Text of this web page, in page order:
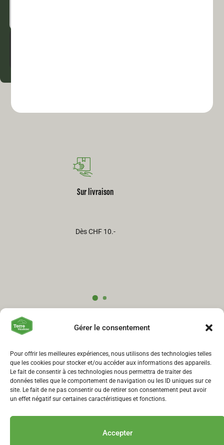
Gérer le consentement
Pour offrir les meilleures expériences, nous utilisons des technologies telles
que les cookies pour stocker et/ou accéder aux informations des appareils.
Le fait de consentir à ces technologies nous permettra de traiter des
données telles que le comportement de navigation ou les ID uniques sur ce
site. Le fait de ne pas consentir ou de retirer son consentement peut avoir
un effet négatif sur certaines caractéristiques et fonctions.
Accepter
Sur livraison
Dès CHF 10.-